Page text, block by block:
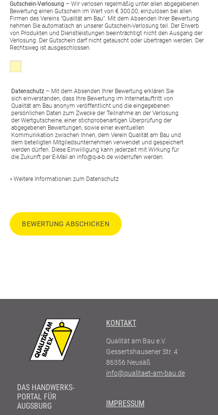
Gutschein-Verlosung – Wir verlosen regelmäßig unter allen abgegebenen
Bewertung einen Gutschein im Wert von € 300,00, einzulösen bei allen
Firmen des Vereins "Qualität am Bau". Mit dem Absenden Ihrer Bewertung
nehmen Sie automatisch an unserer Gutschein-Verlosung teil. Der Erwerb
von Produkten und Dienstleistungen beeinträchtigt nicht den Ausgang der
Verlosung. Der Gutschein darf nicht getauscht oder übertragen werden. Der
Rechtsweg ist ausgeschlossen.
Klicken, wenns Sie mit den folgenden Bedingungen einverstanden
Datenschutz – Mit dem Absenden Ihrer Bewertung erklären Sie
sich einverstanden, dass Ihre Bewertung im Internetauftritt von
Qualität am Bau anonym veröffentlicht und die eingegebenen
persönlichen Daten zum Zwecke der Teilnahme an der Verlosung
der Wertgutscheine, einer stichprobenartigen Überprüfung der
abgegebenen Bewertungen, sowie einer eventuellen
Kommunikation zwischen Ihnen, dem Verein Qualität am Bau und
dem beteiligten Mitgliedsunternehmen verwendet und gespeichert
werden dürfen. Diese Einwilligung kann jederzeit mit Wirkung für
die Zukunft per E-Mail an info@q-a-b.de widerrufen werden.
» Weitere Informationen zum Datenschutz
BEWERTUNG ABSCHICKEN
DAS HANDWERKS-
PORTAL FÜR
AUGSBURG
KONTAKT
Qualität am Bau e.V.
Gessertshausener Str. 4
86356 Neusäß
info@qualitaet-am-bau.de
IMPRESSUM